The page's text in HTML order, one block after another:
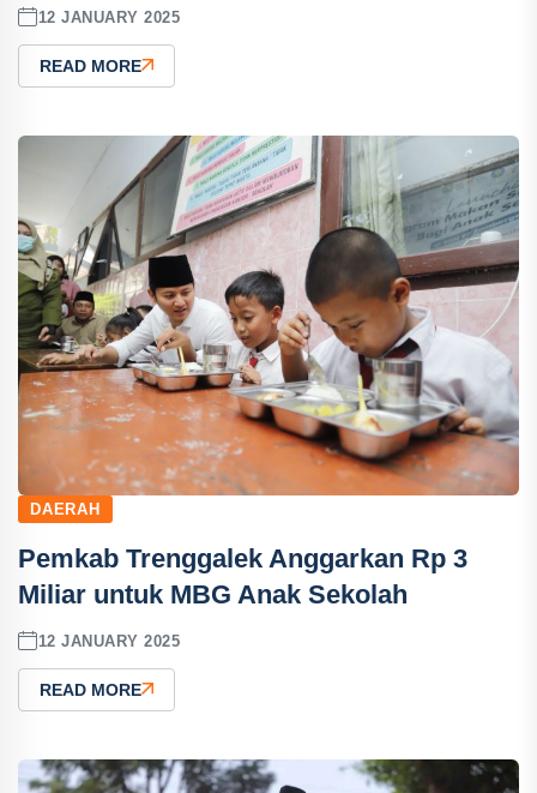
12 JANUARY 2025
READ MORE
DAERAH
Pemkab Trenggalek Anggarkan Rp 3
Miliar untuk MBG Anak Sekolah
12 JANUARY 2025
READ MORE